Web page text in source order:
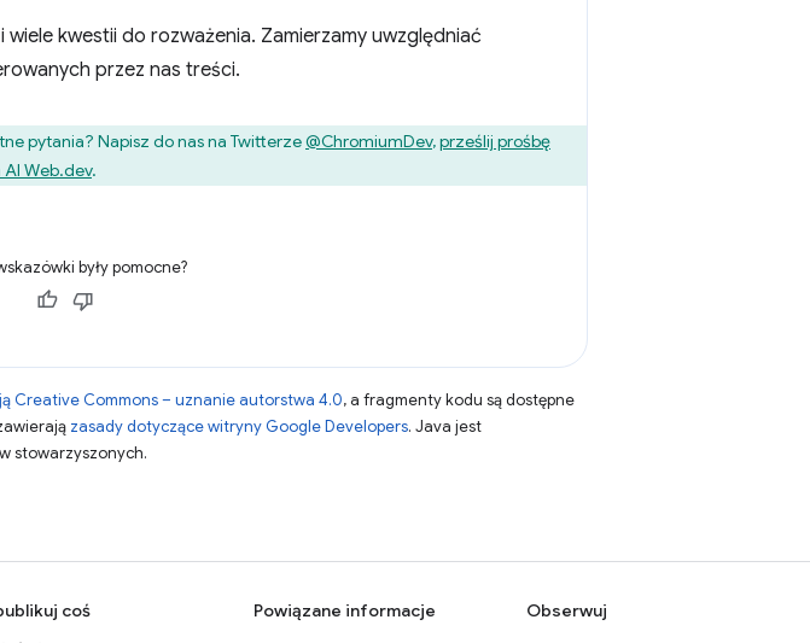
kwestii do rozważenia. Zamierzamy uwzględniać
przez nas treści.
pytania? Napisz do nas na Twitterze@ChromiumDev,prześlij prośbę
AI Web.dev.
były pomocne?
Creative Commons – uznanie autorstwa 4.0, a fragmenty kodu są dostępne
zasady dotyczące witryny Google Developers. Java jest
stowarzyszonych.
coś
Powiązane informacje
Obserwuj